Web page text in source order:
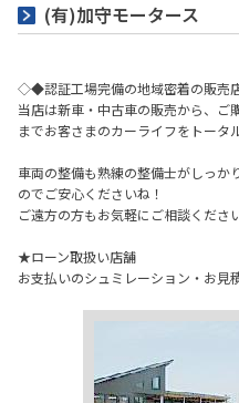
(有)加守モータース
◇◆認証工場完備の地域密着の販
当店は新車・中古車の販売から、ご
までお客さまのカーライフをトータ
車両の整備も熟練の整備士がしっか
のでご安心くださいね！
ご遠方の方もお気軽にご相談くださ
★ローン取扱い店舗
お支払いのシュミレーション・お見